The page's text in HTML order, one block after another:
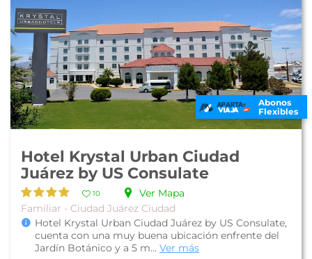
Abonos
Flexibles
Hotel Krystal Urban Ciudad
Juárez by US Consulate
10
Ver Mapa
Familiar - Ciudad Juárez Ciudad
Hotel Krystal Urban Ciudad Juárez by US Consulate,
cuenta con una muy buena ubicación enfrente del
Jardín Botánico y a 5 m... Ver más